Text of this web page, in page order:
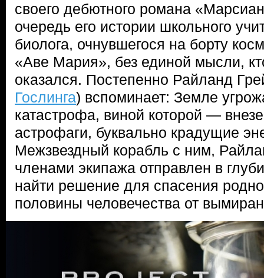
своего дебютного романа
очередь его истории школьного
биолога, очнувшегося на борту
«Аве Мария», без единой мысли,
оказался. Постепенно Райланд
Гослинга) вспоминает: Земле
катастрофа, виной которой —
астрофаги, буквально крадущие
Межзвездный корабль с ним,
членами экипажа отправлен в
найти решение для спасения
половины человечества от